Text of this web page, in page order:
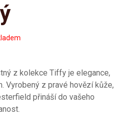
z kolekce Tiffy je elegance,
Vyrobený z pravé hovězí kůže,
přináší do vašeho